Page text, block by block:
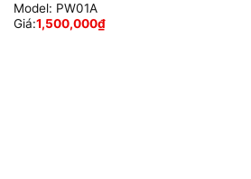
Model: PW01A
Giá:1,500,000₫